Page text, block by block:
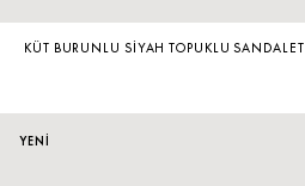
KÜT BURUNLU SIYAH TOPUKLU SANDALET
YENİ